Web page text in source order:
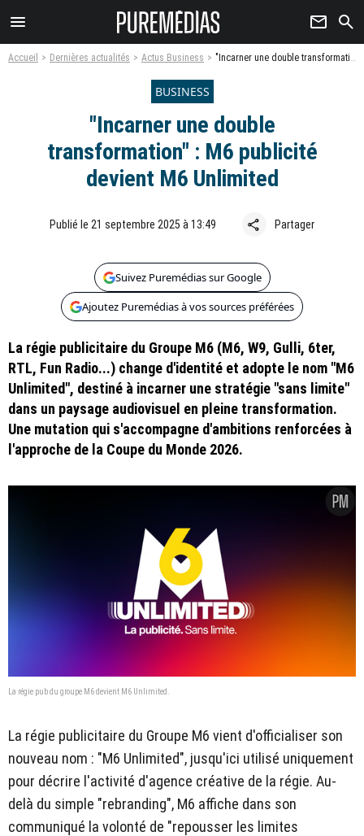
menu newsletter search
Accueil Dernières actualités Actus Business "Incarner une double transformation" : M6 publicité devient M6 Unlimited
BUSINESS
"Incarner une double
transformation" : M6 publicité
devient M6 Unlimited
Publié le 21 septembre 2025 à 13:49 share Partager
Suivez Puremédias sur Google
Ajoutez Puremédias à vos sources préférées
La régie publicitaire du Groupe M6 (M6, W9, Gulli, 6ter,
RTL, Fun Radio...) change d'identité et adopte le nom "M6
Unlimited", destiné à incarner une stratégie "sans limite"
dans un paysage audiovisuel en pleine transformation.
Une mutation qui s'accompagne d'ambitions renforcées à
l'approche de la Coupe du Monde 2026.
La régie pub du groupe M6 devient M6 Unlimited.
La régie publicitaire du Groupe M6 vient d'officialiser son
nouveau nom : "M6 Unlimited", jusqu'ici utilisé uniquement
pour décrire l'activité d'agence créative de la régie. Au-
delà du simple "rebranding", M6 affiche dans son
communiqué la volonté de "repousser les limites